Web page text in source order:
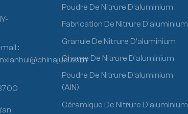
mail :
Poudre De Nitrure D'aluminium
Fabrication De Nitrure D'aluminium
Granule De Nitrure D'aluminium
Charge De Nitrure D'aluminium
Poudre De Nitrure D'aluminium
(AlN)
Céramique De Nitrure D'aluminium